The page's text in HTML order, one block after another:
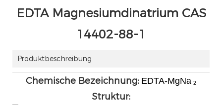
EDTA Magnesiumdinatrium CAS
14402-88-1
Produktbeschreibung
Chemische Bezeichnung: EDTA-MgNa 2
Struktur: